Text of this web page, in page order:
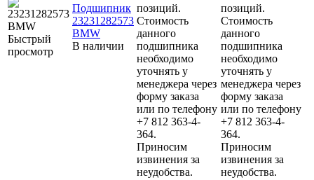
Быстрый
просмотр
Подшипник
23231282573
BMW
В наличии
позиций.
Стоимость
данного
подшипника
необходимо
уточнять у
менеджера через
форму заказа
или по телефону
+7 812 363-4-
364.
Приносим
извинения за
неудобства.
позиций.
Стоимость
данного
подшипника
необходимо
уточнять у
менеджера через
форму заказа
или по телефону
+7 812 363-4-
364.
Приносим
извинения за
неудобства.